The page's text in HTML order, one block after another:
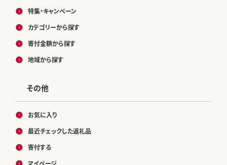
特集・キャンペーン
カテゴリーから探す
寄付金額から探す
地域から探す
その他
お気に入り
最近チェックした返礼品
寄付する